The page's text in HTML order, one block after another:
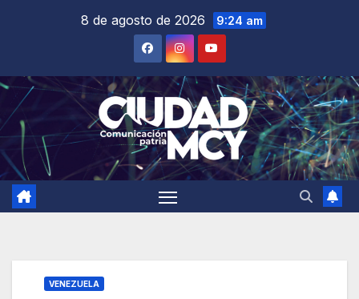
8 de agosto de 2026 9:24 am
VENEZUELA